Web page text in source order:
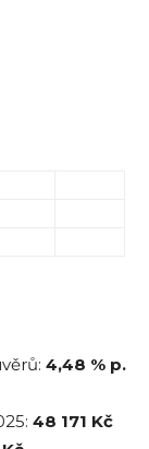
4,48 % p.
48 171 Kč